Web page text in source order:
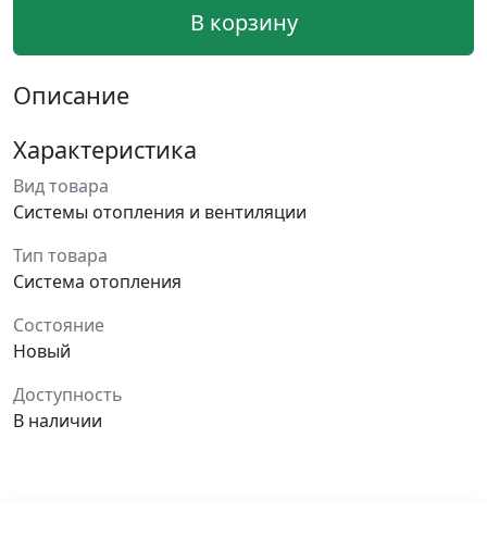
В корзину
Описание
Характеристика
Вид товара
Системы отопления и вентиляции
Тип товара
Система отопления
Состояние
Новый
Доступность
В наличии